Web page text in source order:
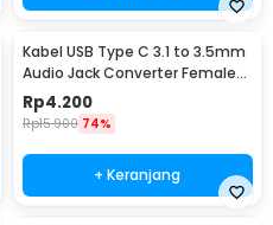
Kabel USB Type C 3.1 to 3.5mm
Audio Jack Converter Female
10.5cm - L41
Rp4.200
Rp15.900 74%
+ Keranjang